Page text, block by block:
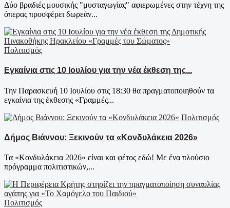
Δύο βραδιές μουσικής "μυσταγωγίας" αφιερωμένες στην τέχνη της
όπερας προσφέρει δωρεάν...
Πολιτισμός
Εγκαίνια στις 10 Ιουλίου για την νέα έκθεση της...
Την Παρασκευή 10 Ιουλίου στις 18:30 θα πραγματοποιηθούν τα
εγκαίνια της έκθεσης «Γραμμές...
Πολιτισμός
Δήμος Βιάννου: Ξεκινούν τα «Κονδυλάκεια 2026»
Τα «Κονδυλάκεια 2026» είναι και φέτος εδώ! Με ένα πλούσιο
πρόγραμμα πολιτιστικών,...
Πολιτισμός